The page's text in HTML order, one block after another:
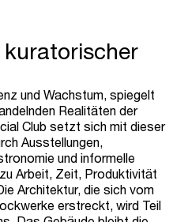
und Wachstum, spiegelt
Realitäten der
Club setzt sich mit dieser
Ausstellungen,
und informelle
Arbeit, Zeit, Produktivität
Architektur, die sich vom
erstreckt, wird Teil